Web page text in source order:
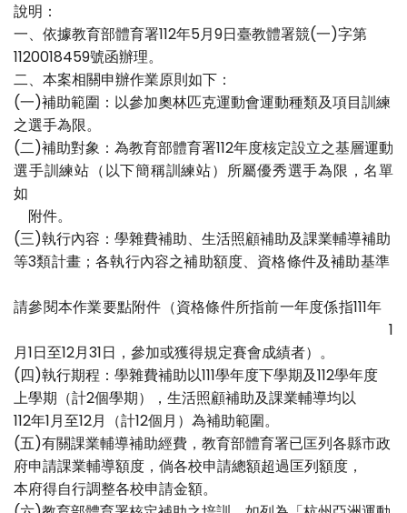
說明：
一、依據教育部體育署112年5月9日臺教體署競(一)字第
1120018459號函辦理。
二、本案相關申辦作業原則如下：
(一)補助範圍：以參加奧林匹克運動會運動種類及項目訓練
之選手為限。
(二)補助對象：為教育部體育署112年度核定設立之基層運動
選手訓練站（以下簡稱訓練站）所屬優秀選手為限，名單
如
附件。
(三)執行內容：學雜費補助、生活照顧補助及課業輔導補助
等3類計畫；各執行內容之補助額度、資格條件及補助基準
請參閱本作業要點附件（資格條件所指前一年度係指111年
1
月1日至12月31日，參加或獲得規定賽會成績者）。
(四)執行期程：學雜費補助以111學年度下學期及112學年度
上學期（計2個學期），生活照顧補助及課業輔導均以
112年1月至12月（計12個月）為補助範圍。
(五)有關課業輔導補助經費，教育部體育署已匡列各縣市政
府申請課業輔導額度，倘各校申請總額超過匡列額度，
本府得自行調整各校申請金額。